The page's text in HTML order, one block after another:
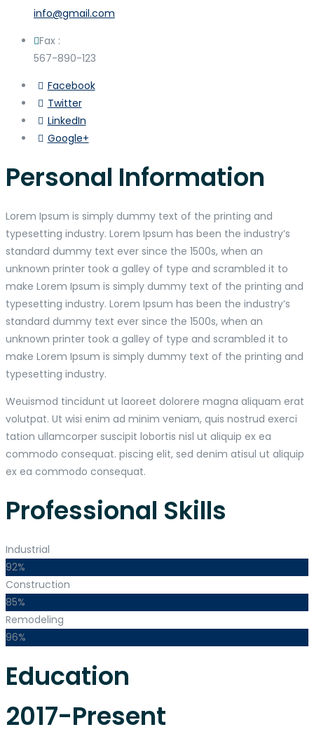
info@gmail.com
Fax :
567-890-123
Facebook
Twitter
LinkedIn
Google+
Personal Information
Lorem Ipsum is simply dummy text of the printing and
typesetting industry. Lorem Ipsum has been the industry’s
standard dummy text ever since the 1500s, when an
unknown printer took a galley of type and scrambled it to
make Lorem Ipsum is simply dummy text of the printing and
typesetting industry. Lorem Ipsum has been the industry’s
standard dummy text ever since the 1500s, when an
unknown printer took a galley of type and scrambled it to
make Lorem Ipsum is simply dummy text of the printing and
typesetting industry.
Weuismod tincidunt ut laoreet dolorere magna aliquam erat
volutpat. Ut wisi enim ad minim veniam, quis nostrud exerci
tation ullamcorper suscipit lobortis nisl ut aliquip ex ea
commodo consequat. piscing elit, sed denim atisul ut aliquip
ex ea commodo consequat.
Professional Skills
Industrial
92%
Construction
85%
Remodeling
96%
Education
2017-Present